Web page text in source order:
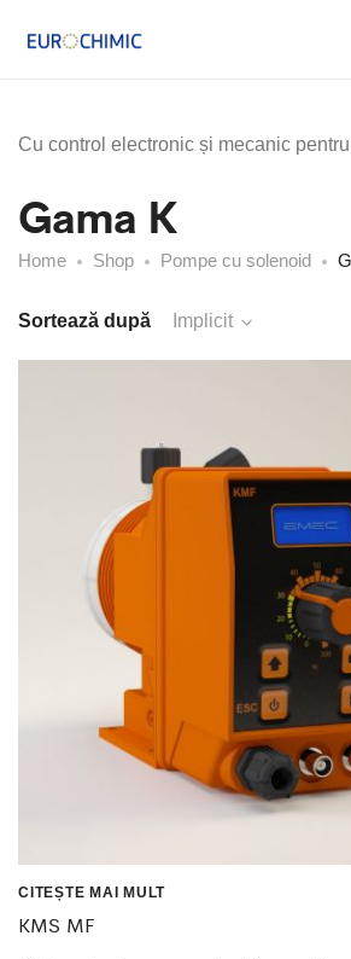
Cu control electronic și mecanic
Gama K
Home Shop Pompe cu solenoid
Sortează după Implicit
CITEȘTE MAI MULT
KMS MF